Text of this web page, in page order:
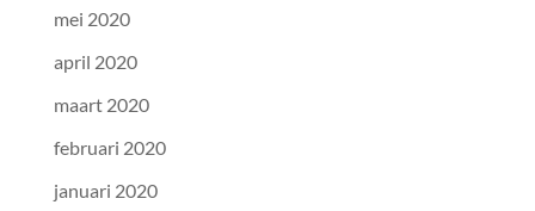
mei 2020
april 2020
maart 2020
februari 2020
januari 2020